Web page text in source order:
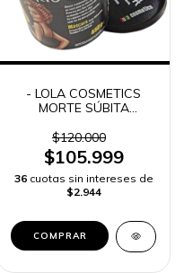
- LOLA COSMETICS
MORTE SÚBITA
HIDRATANTE -
$120.000
$105.999
36 cuotas sin intereses de
$2.944
COMPRAR